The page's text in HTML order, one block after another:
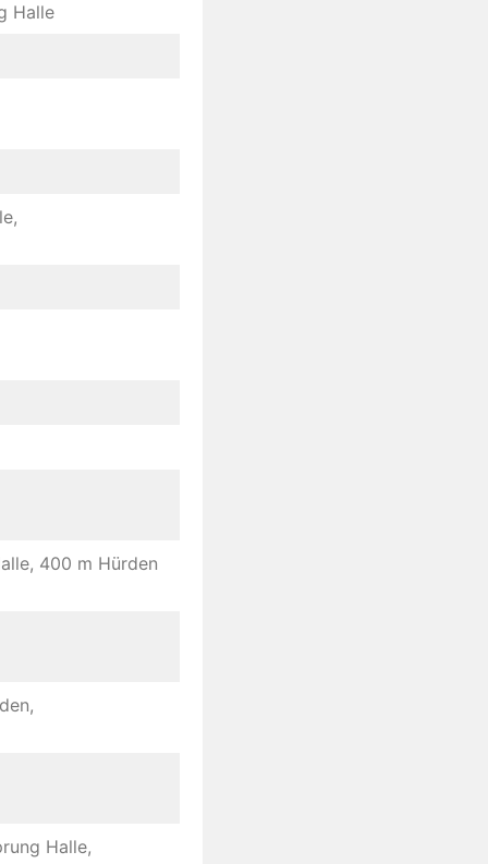
Halle
400 m Hürden
Halle,